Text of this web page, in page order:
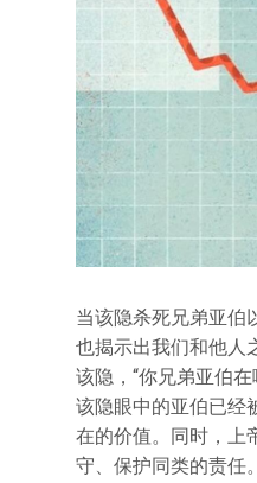
当该隐杀死兄弟亚伯
也揭示出我们和他人
该隐，“你兄弟亚伯在
该隐眼中的亚伯已经
在的价值。同时，上
守、保护同类的责任